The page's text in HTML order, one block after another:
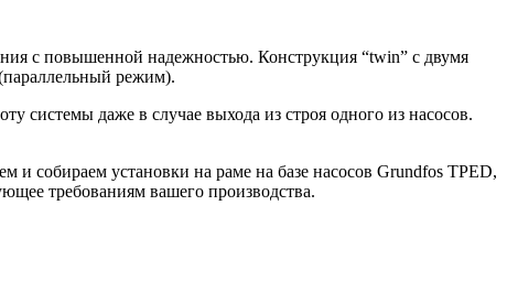
с повышенной надежностью. Конструкция “twin” с двумя
режим).
системы даже в случае выхода из строя одного из насосов.
собираем установки на раме на базе насосов Grundfos TPED,
требованиям вашего производства.